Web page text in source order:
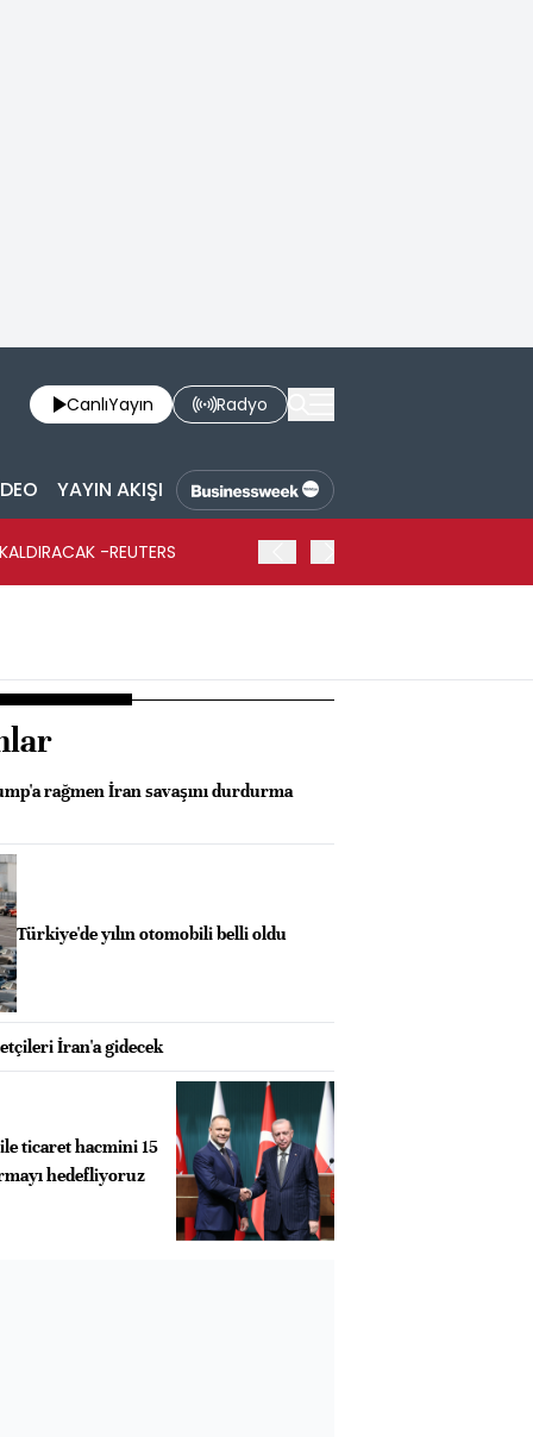
CanlıYayın Radyo
YAYIN AKIŞI
-REUTERS
rağmen İran savaşını durdurma
Türkiye'de yılın otomobili belli oldu
İran'a gidecek
ticaret hacmini 15
hedefliyoruz